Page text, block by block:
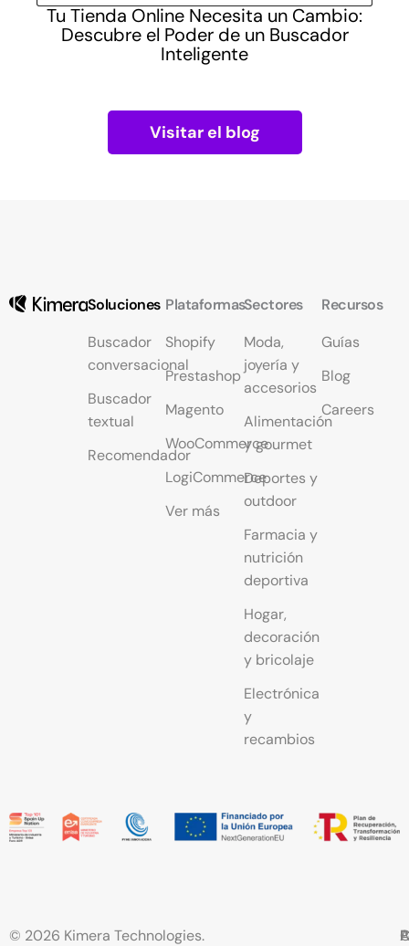
Tu Tienda Online Necesita un Cambio:
Descubre el Poder de un Buscador
Inteligente
Visitar el blog
Soluciones
Buscador
conversacional
Buscador
textual
Recomendador
Plataformas
Shopify
Prestashop
Magento
WooCommerce
LogiCommerce
Ver más
Sectores
Moda,
joyería y
accesorios
Alimentación
y gourmet
Deportes y
outdoor
Farmacia y
nutrición
deportiva
Hogar,
decoración
y bricolaje
Electrónica
y
recambios
Recursos
Guías
Blog
Careers
© 2026 Kimera Technologies.